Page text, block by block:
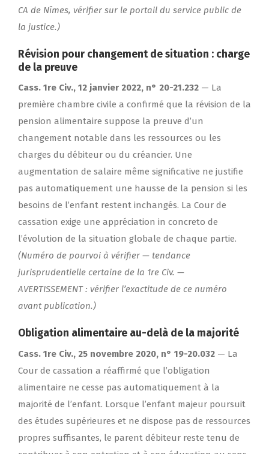
CA de Nîmes, vérifier sur le portail du service public de
la justice.)
Révision pour changement de situation : charge
de la preuve
Cass. 1re Civ., 12 janvier 2022, n° 20-21.232 — La
première chambre civile a confirmé que la révision de la
pension alimentaire suppose la preuve d’un
changement notable dans les ressources ou les
charges du débiteur ou du créancier. Une
augmentation de salaire même significative ne justifie
pas automatiquement une hausse de la pension si les
besoins de l’enfant restent inchangés. La Cour de
cassation exige une appréciation in concreto de
l’évolution de la situation globale de chaque partie.
(Numéro de pourvoi à vérifier — tendance
jurisprudentielle certaine de la 1re Civ. —
AVERTISSEMENT : vérifier l’exactitude de ce numéro
avant publication.)
Obligation alimentaire au-delà de la majorité
Cass. 1re Civ., 25 novembre 2020, n° 19-20.032 — La
Cour de cassation a réaffirmé que l’obligation
alimentaire ne cesse pas automatiquement à la
majorité de l’enfant. Lorsque l’enfant majeur poursuit
des études supérieures et ne dispose pas de ressources
propres suffisantes, le parent débiteur reste tenu de